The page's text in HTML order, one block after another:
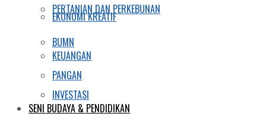
PERTANIAN DAN PERKEBUNAN
BUMN
PANGAN
SENI BUDAYA & PENDIDIKAN
EKONOMI KREATIF
KEUANGAN
INVESTASI